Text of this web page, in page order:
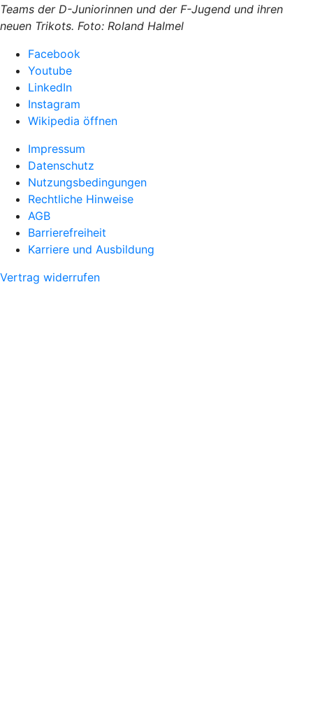
Teams der D-Juniorinnen und der F-Jugend und ihren
neuen Trikots. Foto: Roland Halmel
Facebook
Youtube
LinkedIn
Instagram
Wikipedia öffnen
Impressum
Datenschutz
Nutzungsbedingungen
Rechtliche Hinweise
AGB
Barrierefreiheit
Karriere und Ausbildung
Vertrag widerrufen